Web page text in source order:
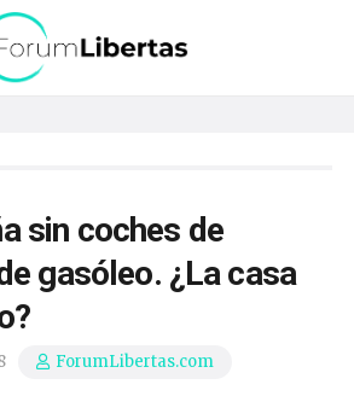
sin coches de
gasóleo. ¿La casa
ForumLibertas.com